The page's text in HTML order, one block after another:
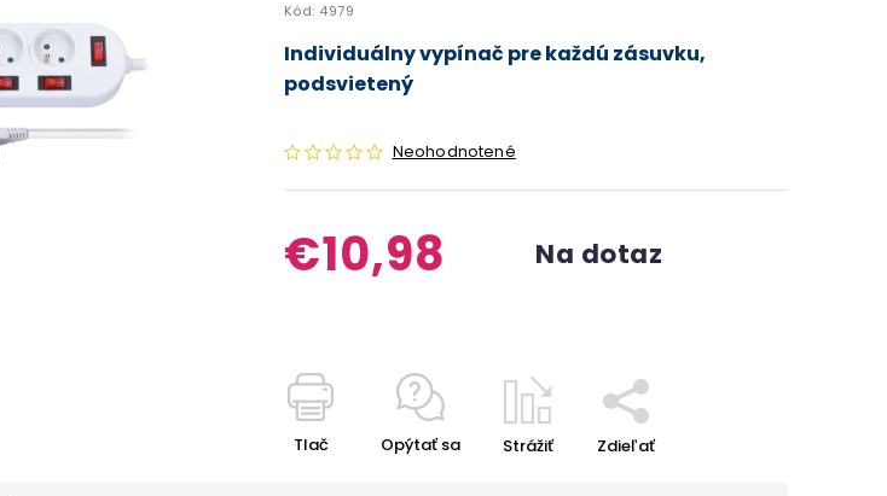
Kód: 4979
Neohodnotené
€10,98 Na dotaz
Individuálny vypínač pre každú zásuvku,
podsvietený
Tlač Opýtať sa Strážiť Zdieľať